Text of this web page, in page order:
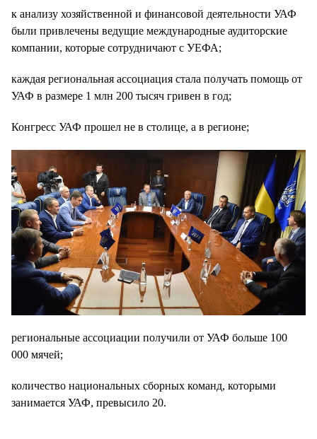
к анализу хозяйственной и финансовой деятельности УАФ
были привлечены ведущие международные аудиторские
компании, которые сотрудничают с УЕФА;
каждая региональная ассоциация стала получать помощь от
УАФ в размере 1 млн 200 тысяч гривен в год;
Конгресс УАФ прошел не в столице, а в регионе;
региональные ассоциации получили от УАФ больше 100
000 мячей;
количество национальных сборных команд, которыми
занимается УАФ, превысило 20.